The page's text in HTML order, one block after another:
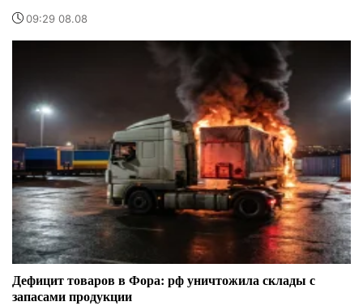
09:29 08.08
Дефицит товаров в Фора: рф уничтожила склады с
запасами продукции